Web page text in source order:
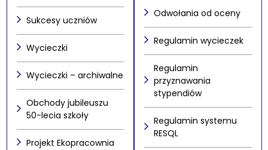
Sukcesy uczniów
Wycieczki
Wycieczki – archiwalne
Obchody jubileuszu
50-lecia szkoły
Projekt Ekopracownia
Odwołania od oceny
Regulamin wycieczek
Regulamin
przyznawania
stypendiów
Regulamin systemu
RESQL